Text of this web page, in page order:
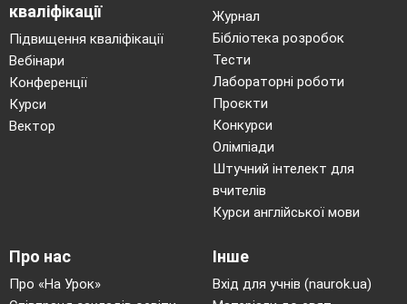
кваліфікації
Підвищення кваліфікації
Вебінари
Конференції
Курси
Вектор
Журнал
Бібліотека розробок
Тести
Лабораторні роботи
Проєкти
Конкурси
Олімпіади
Штучний інтелект для
вчителів
Курси англійської мови
Про нас
Про «На Урок»
Інше
Вхід для учнів (naurok.ua)